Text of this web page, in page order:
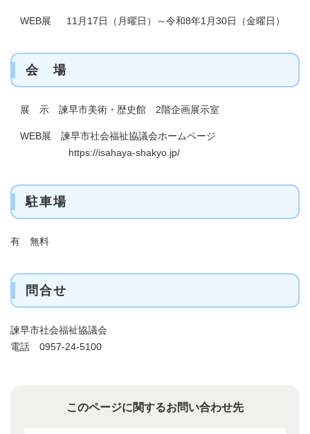
WEB展 11月17日（月曜日）～令和8年1月30日（金曜日）
会 場
展 示 諫早市美術・歴史館 2階企画展示室
WEB展 諫早市社会福祉協議会ホームページ
https://isahaya-shakyo.jp/​
駐車場
有 無料
問合せ
諫早市社会福祉協議会
電話 0957-24-5100
このページに関するお問い合わせ先